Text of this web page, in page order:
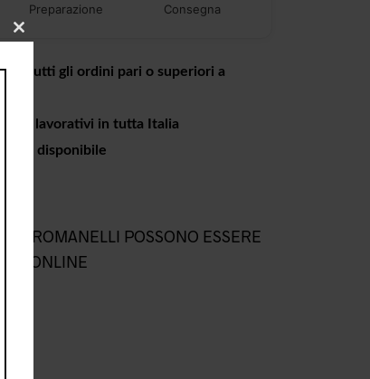
Preparazione
Consegna
tutti gli ordini pari o superiori a
lavorativi in tutta Italia
disponibile
ROMANELLI POSSONO ESSERE
ONLINE
CLOSE
MODULE